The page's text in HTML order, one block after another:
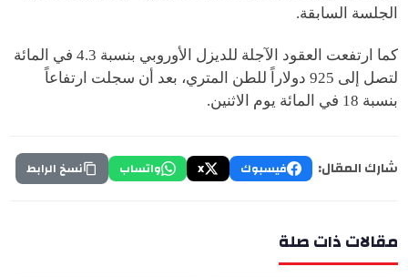
الجلسة السابقة.
كما ارتفعت العقود الآجلة للديزل الأوروبي بنسبة 4.3 في المائة
لتصل إلى 925 دولاراً للطن المتري، بعد أن سجلت ارتفاعاً
بنسبة 18 في المائة يوم الاثنين.
شارك المقال: فيسبوك X واتساب نسخ الرابط
مقالات ذات صلة